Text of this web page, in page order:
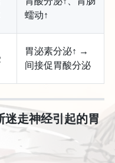
蠕动↑
胃泌素分泌↑ →
间接促胃酸分泌
走神经引起的胃